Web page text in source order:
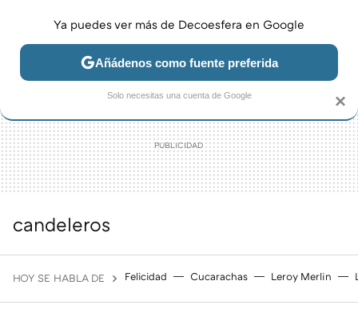
JARDÍN Y TERRAZA SALÓN DORMITORIO COCINA
candeleros
HOY SE HABLA DE Felicidad Cucarachas Leroy Merlin
×
Ya puedes ver más de Decoesfera en Google
Añádenos como fuente preferida
Solo necesitas una cuenta de Google